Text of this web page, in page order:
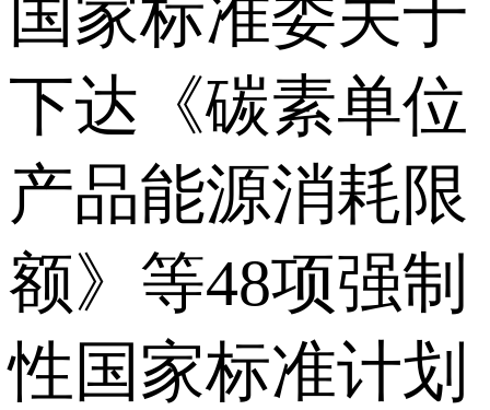
国家标准委关于
下达《碳素单位
产品能源消耗限
额》等48项强制
性国家标准计划